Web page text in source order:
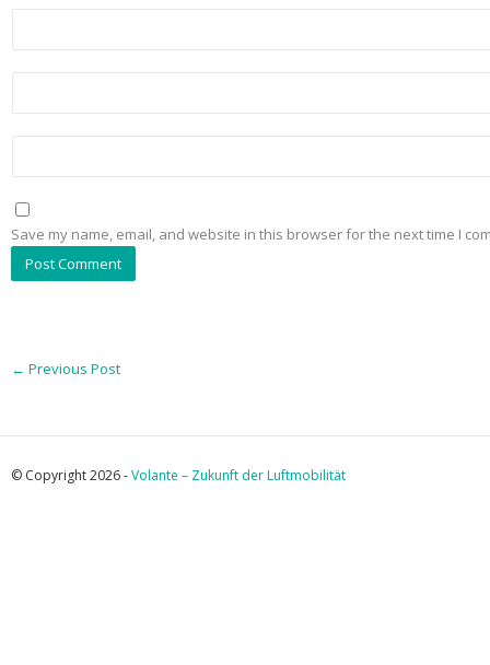
Save my name, email, and website in this browser for the next time I
← Previous Post
© Copyright 2026 -Volante – Zukunft der Luftmobilität